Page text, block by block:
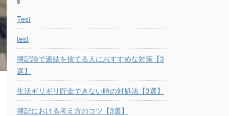
Test
test
簿記論で連結を捨てる人におすすめな対策【3
選】
生活ギリギリ貯金できない時の対処法【3選】
簿記における考え方のコツ【3選】